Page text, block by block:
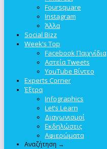
Foursquare
Instagram
Άλλα
Social Bizz
Week’s Top
Facebook Παιχνίδια
Αστεία Tweets
YouTube Βίντεο
Experts Corner
Έξτρα
Infographics
Let’s Learn
Διαγωνισμοί
Εκδηλώσεις
Αφιερώματα
Αναζήτηση →